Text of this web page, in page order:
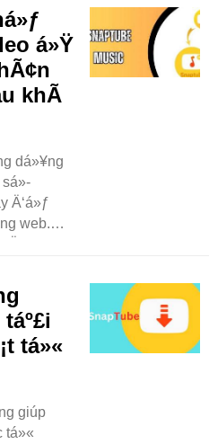
Khi
thá»ƒ
á»Ÿ
khÃ
dá»¥ng
sá»­
Ä‘á»ƒ
web.
phân
Blog này
và cách ..
tá»«
giúp
tá»«